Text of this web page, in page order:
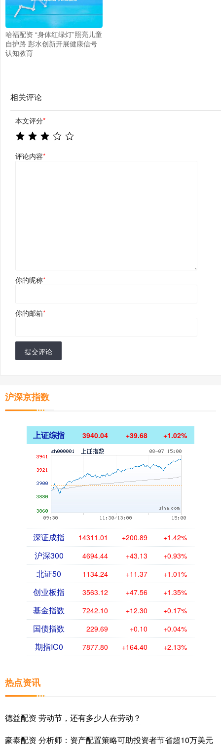
哈福配资 “身体红绿灯”照亮儿童
自护路 彭水创新开展健康信号
认知教育
相关评论
本文评分*
评论内容*
你的昵称*
你的邮箱*
提交评论
沪深京指数
上证综指 3940.04 +39.68 +1.02%
深证成指 14311.01 +200.89 +1.42%
沪深300 4694.44 +43.13 +0.93%
北证50 1134.24 +11.37 +1.01%
创业板指 3563.12 +47.56 +1.35%
基金指数 7242.10 +12.30 +0.17%
国债指数 229.69 +0.10 +0.04%
期指IC0 7877.80 +164.40 +2.13%
热点资讯
德益配资 劳动节，还有多少人在劳动？
豪泰配资 分析师：资产配置策略可助投资者节省超10万美元